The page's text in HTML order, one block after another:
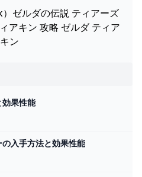
ゼルダの伝説 ティアーズ
アキン 攻略 ゼルダ ティア
キン
果性能
入手方法と効果性能